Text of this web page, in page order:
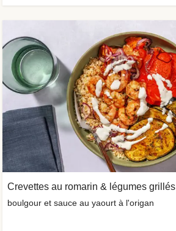
Crevettes au romarin & légumes grillés
boulgour et sauce au yaourt à l'origan